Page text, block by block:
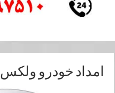
امداد خودرو ولکس